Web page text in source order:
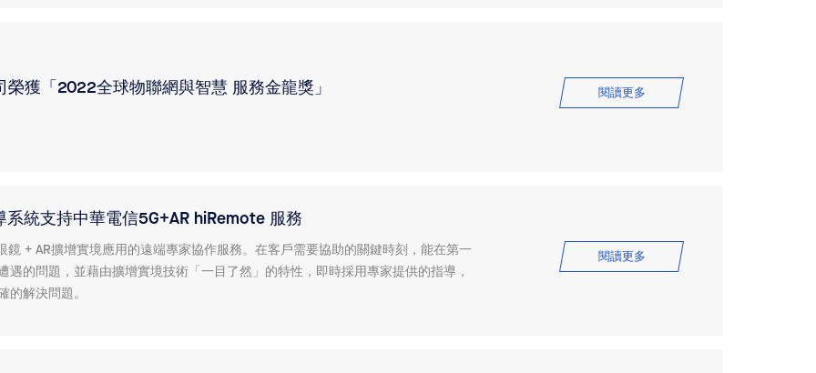
獲「2022全球物聯網與智慧 服務金龍獎」 閱讀更多
系統支持中華電信5G+AR hiRemote 服務
鏡 + AR擴增實境應用的遠端專家協作服務。在客戶需要協助的關鍵時刻，能在第一
遇的問題，並藉由擴增實境技術「一目了然」的特性，即時採用專家提供的指導，
的解決問題。
閱讀更多